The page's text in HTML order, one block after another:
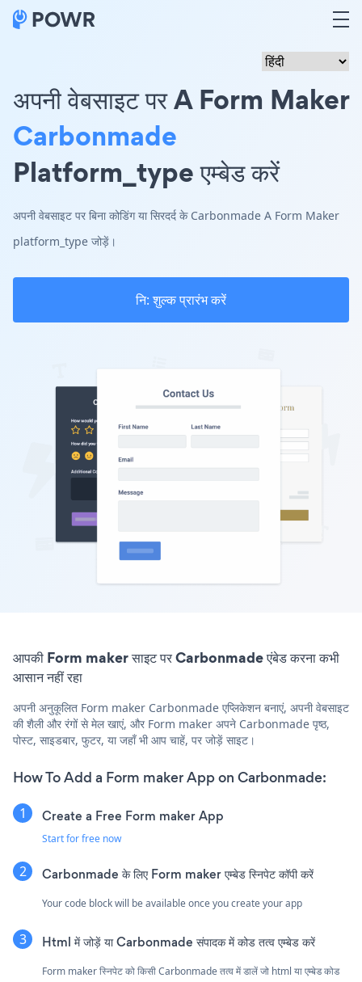
अपनी वेबसाइट पर A Form Maker
Carbonmade
Platform_type एम्बेड करें
अपनी वेबसाइट पर बिना कोडिंग या सिरदर्द के Carbonmade A Form Maker
platform_type जोड़ें।
नि: शुल्क प्रारंभ करें
आपकी Form maker साइट पर Carbonmade एंबेड करना कभी
आसान नहीं रहा
अपनी अनुकूलित Form maker Carbonmade एप्लिकेशन बनाएं, अपनी वेबसाइट
की शैली और रंगों से मेल खाएं, और Form maker अपने Carbonmade पृष्ठ,
पोस्ट, साइडबार, फुटर, या जहाँ भी आप चाहें, पर जोड़ें साइट।
How To Add a Form maker App on Carbonmade:
Create a Free Form maker App
Start for free now
Carbonmade के लिए Form maker एम्बेड स्निपेट कॉपी करें
Your code block will be available once you create your app
Html में जोड़ें या Carbonmade संपादक में कोड तत्व एम्बेड करें
Form maker स्निपेट को किसी Carbonmade तत्व में डालें जो html या एम्बेड कोड